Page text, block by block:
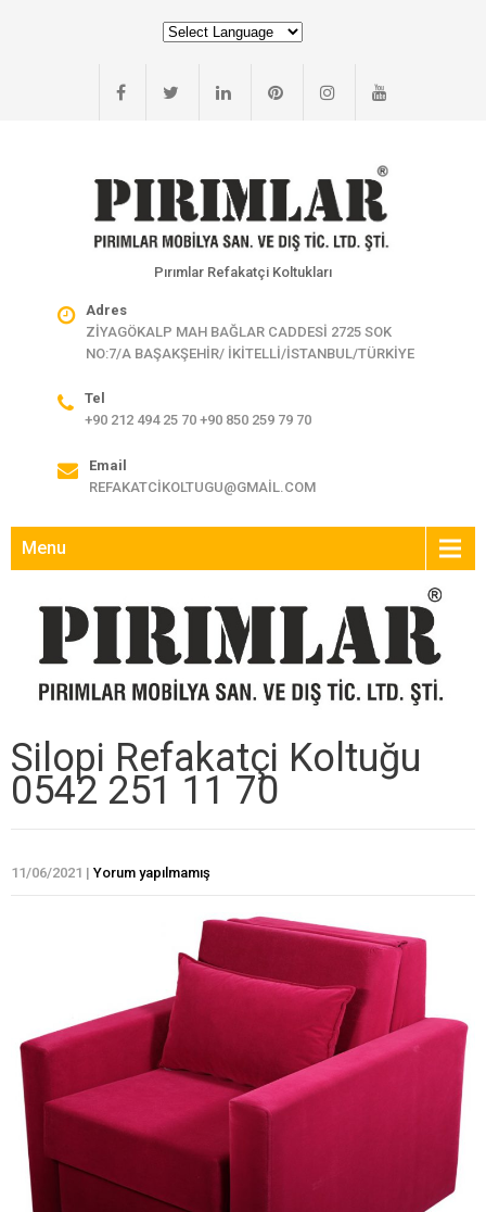
Pırımlar Refakatçi Koltukları
Adres
ZİYAGÖKALP MAH BAĞLAR CADDESİ 2725 SOK
NO:7/A BAŞAKŞEHİR/ İKİTELLİ/İSTANBUL/TÜRKİYE
Tel
+90 212 494 25 70 +90 850 259 79 70
Email
REFAKATCIKOLTUGU@GMAIL.COM
Menu
Silopi Refakatçi Koltuğu
0542 251 11 70
11/06/2021 | Yorum yapılmamış